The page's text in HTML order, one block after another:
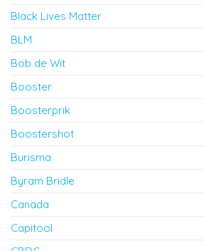
Black Lives Matter
BLM
Bob de Wit
Booster
Boosterprik
Boostershot
Burisma
Byram Bridle
Canada
Capitool